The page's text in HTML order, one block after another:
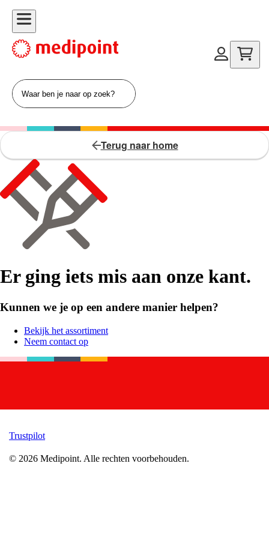
Terug naar home
Er ging iets mis aan onze kant.
Kunnen we je op een andere manier helpen?
Bekijk het assortiment
Neem contact op
Trustpilot
© 2026 Medipoint. Alle rechten voorbehouden.